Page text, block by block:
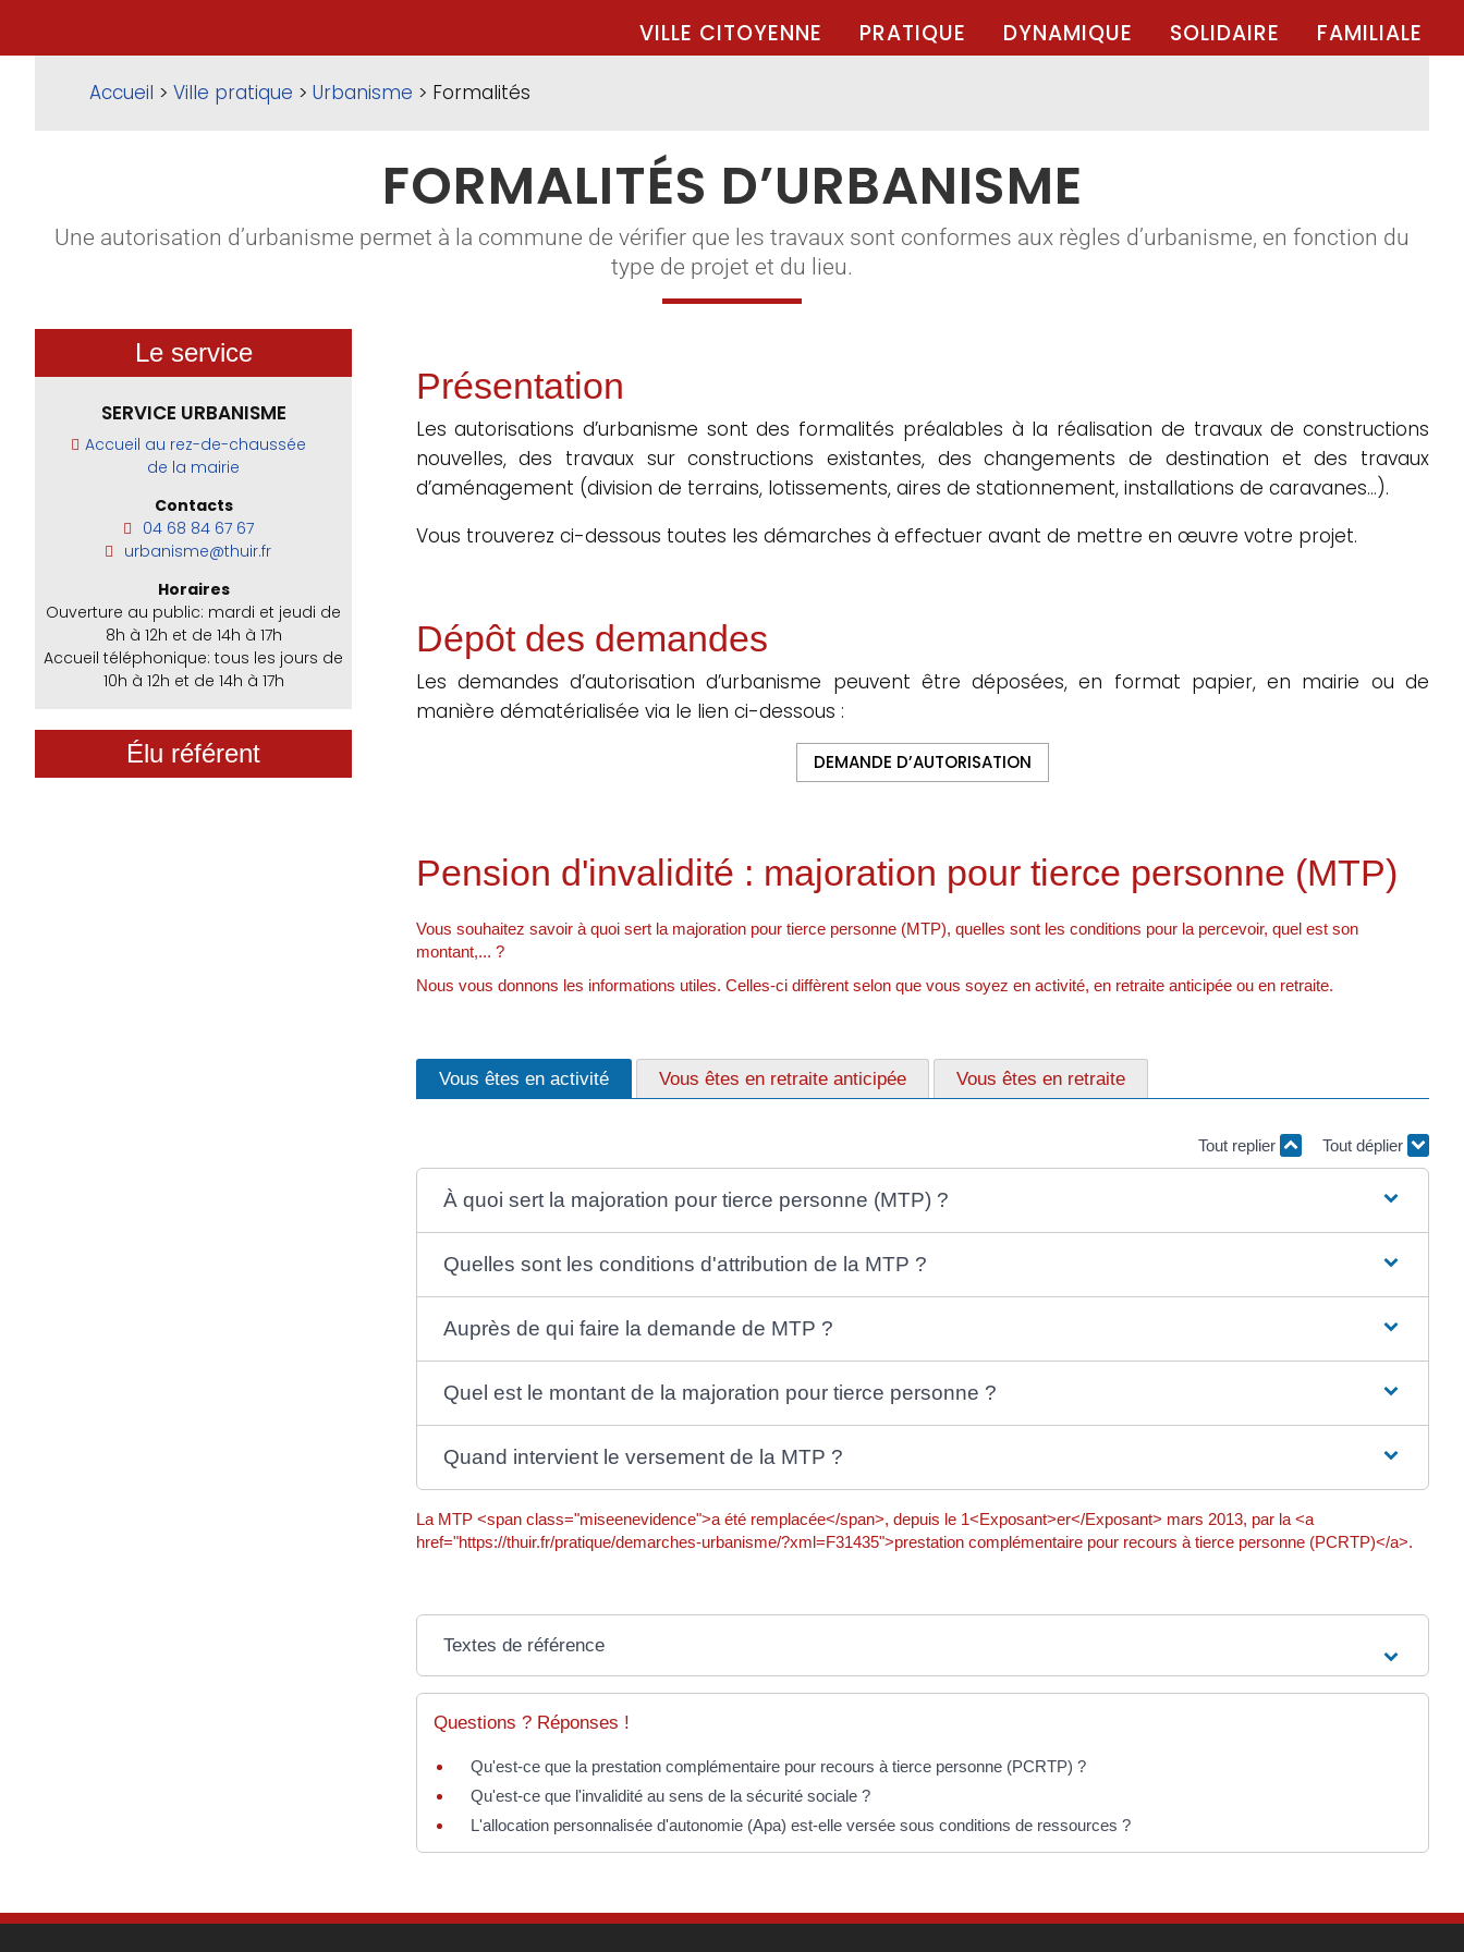
VILLE CITOYENNE PRATIQUE DYNAMIQUE SOLIDAIRE FAMILIALE
Accueil > Ville pratique > Urbanisme > Formalités
FORMALITÉS D’URBANISME
Une autorisation d’urbanisme permet à la commune de vérifier que les travaux sont conformes aux règles d’urbanisme, en fonction du
type de projet et du lieu.
Le service
SERVICE URBANISME
Accueil au rez-de-chaussée
de la mairie
Contacts
04 68 84 67 67
urbanisme@thuir.fr
Horaires
Ouverture au public: mardi et jeudi de
8h à 12h et de 14h à 17h
Accueil téléphonique: tous les jours de
10h à 12h et de 14h à 17h
Élu référent
Présentation
Les autorisations d’urbanisme sont des formalités préalables à la réalisation de travaux de constructions
nouvelles, des travaux sur constructions existantes, des changements de destination et des travaux
d’aménagement (division de terrains, lotissements, aires de stationnement, installations de caravanes…).
Vous trouverez ci-dessous toutes les démarches à effectuer avant de mettre en œuvre votre projet.
Dépôt des demandes
Les demandes d’autorisation d’urbanisme peuvent être déposées, en format papier, en mairie ou de
manière dématérialisée via le lien ci-dessous :
DEMANDE D’AUTORISATION
Pension d'invalidité : majoration pour tierce personne (MTP)
Vous souhaitez savoir à quoi sert la majoration pour tierce personne (MTP), quelles sont les conditions pour la percevoir, quel est son
montant,... ?
Nous vous donnons les informations utiles. Celles-ci diffèrent selon que vous soyez en activité, en retraite anticipée ou en retraite.
Vous êtes en activité Vous êtes en retraite anticipée Vous êtes en retraite
Tout replier Tout déplier
À quoi sert la majoration pour tierce personne (MTP) ?
Quelles sont les conditions d'attribution de la MTP ?
Auprès de qui faire la demande de MTP ?
Quel est le montant de la majoration pour tierce personne ?
Quand intervient le versement de la MTP ?
La MTP <span class="miseenevidence">a été remplacée</span>, depuis le 1<Exposant>er</Exposant> mars 2013, par la <a
href="https://thuir.fr/pratique/demarches-urbanisme/?xml=F31435">prestation complémentaire pour recours à tierce personne (PCRTP)</a>.
Textes de référence
Questions ? Réponses !
Qu'est-ce que la prestation complémentaire pour recours à tierce personne (PCRTP) ?
Qu'est-ce que l'invalidité au sens de la sécurité sociale ?
L'allocation personnalisée d'autonomie (Apa) est-elle versée sous conditions de ressources ?